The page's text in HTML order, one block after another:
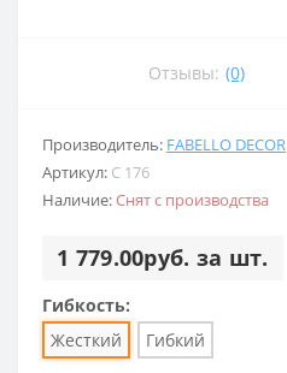
Отзывы: (0)
Производитель: FABELLO DECOR
Артикул: C 176
Наличие:Снят с производства
1 779.00руб. за шт.
Гибкость:
Жесткий
Гибкий